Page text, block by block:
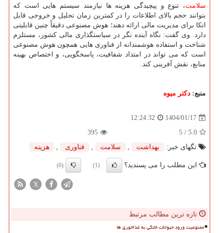
سلامت، تنوع و پیچیدگی هزینه ها نیازمند سیستم هایی است که
بتوانند حجم بالای اطلاعات را در کمترین زمان تحلیل و خروجی قابل
اتکا برای مدیریت مالی ارائه دهند؛ هوش مصنوعی دقیقاً چنین قابلیتی
دارد. وی گفت: نگاه آینده نگر در سیاستگذاری مالی کشور، مستلزم
شناخت و استفاده هوشمندانه از فناوری هایی همچون هوش مصنوعی
است که می تواند در امتداد شفافیت، پاسخگویی، و اختصاص بهینه
منابع، نقش آفرینی کند.
منبع: دكتر میوه
1404/01/17
12:24:32
5.0
/ 5
395
تگهای خبر:
بهداشت , سلامت , فناوری , هزینه
این مطلب را می پسندید؟ (1)
(0)
X
تازه ترین مطالب مرتبط
ممنوعیت ورود حیوانات خانگی به غذاخوری ها